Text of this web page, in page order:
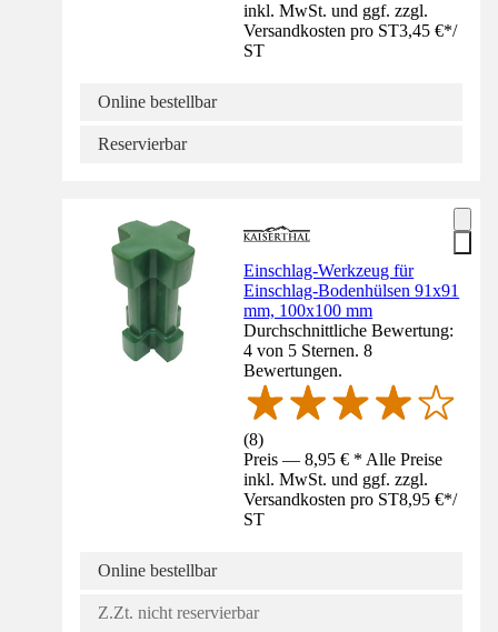
inkl. MwSt. und ggf. zzgl.
Versandkosten pro ST3,45 €*/
ST
Online bestellbar
Reservierbar
Einschlag-Werkzeug für
Einschlag-Bodenhülsen 91x91
mm, 100x100 mm
Durchschnittliche Bewertung:
4 von 5 Sternen. 8
Bewertungen.
(8)
Preis — 8,95 € * Alle Preise
inkl. MwSt. und ggf. zzgl.
Versandkosten pro ST8,95 €*/
ST
Online bestellbar
Z.Zt. nicht reservierbar